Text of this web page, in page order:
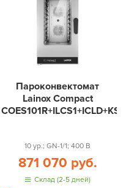
Пароконвектомат
Lainox Compact
10 ур.; GN-1/1; 400 В
871 070 руб.
Склад (2-5 дней)